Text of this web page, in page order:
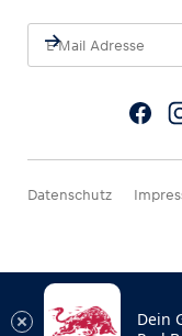
Datenschutz
Dein